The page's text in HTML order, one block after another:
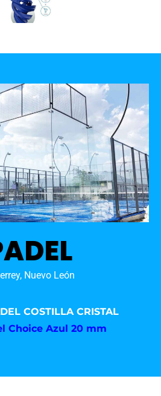
Nuevo León
COSTILLA CRISTAL
Choice Azul 20 mm